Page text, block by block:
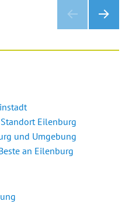
HSTE
Standort Eilenburg
und Umgebung
an Eilenburg